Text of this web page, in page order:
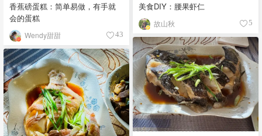
香蕉磅蛋糕：简单易做，有手就
会的蛋糕
Wendy甜甜 43
美食DIY：腰果虾仁
故山秋 5